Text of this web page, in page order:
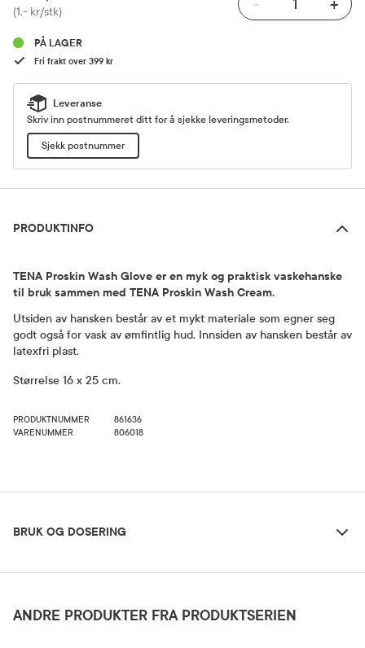
Pris
(1,- kr/stk) - +
PÅ LAGER
Fri frakt over 399 kr
Leveranse
Skriv inn postnummeret ditt for å sjekke leveringsmetoder.
Sjekk postnummer
PRODUKTINFO
TENA Proskin Wash Glove er en myk og praktisk vaskehanske
til bruk sammen med TENA Proskin Wash Cream.
Utsiden av hansken består av et mykt materiale som egner seg
godt også for vask av ømfintlig hud. Innsiden av hansken består av
latexfri plast.
Størrelse 16 x 25 cm.
PRODUKTNUMMER
861636
VARENUMMER
806018
BRUK OG DOSERING
Rom (15-25 grader)
ANDRE PRODUKTER FRA PRODUKTSERIEN